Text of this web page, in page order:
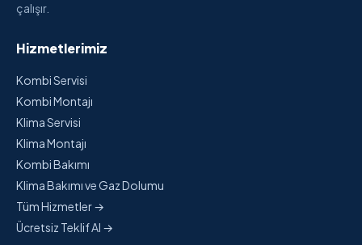
çalışır.
Hizmetlerimiz
Kombi Servisi
Kombi Montajı
Klima Servisi
Klima Montajı
Kombi Bakımı
Klima Bakımı ve Gaz Dolumu
Tüm Hizmetler →
Ücretsiz Teklif Al →